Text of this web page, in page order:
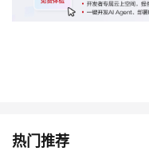
热门推荐